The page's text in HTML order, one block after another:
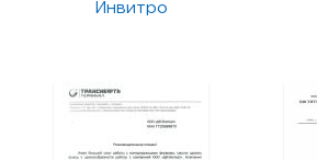
Инвитро